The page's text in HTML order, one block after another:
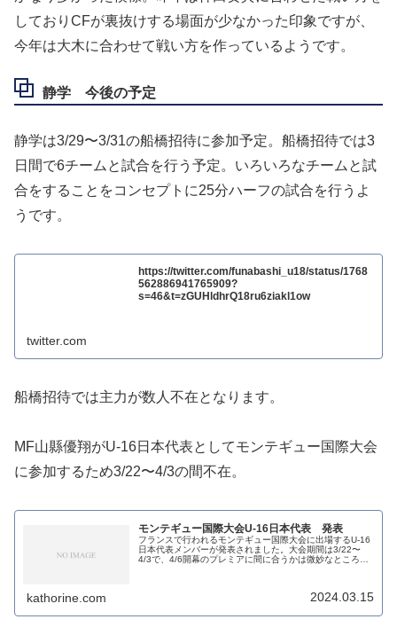
しておりCFが裏抜けする場面が少なかった印象ですが、
今年は大木に合わせて戦い方を作っているようです。
静学 今後の予定
静学は3/29〜3/31の船橋招待に参加予定。船橋招待では3
日間で6チームと試合を行う予定。いろいろなチームと試
合をすることをコンセプトに25分ハーフの試合を行うよ
うです。
https://twitter.com/funabashi_u18/status/1768
562886941765909?
s=46&t=zGUHldhrQ18ru6ziakl1ow
twitter.com
船橋招待では主力が数人不在となります。
MF山縣優翔がU-16日本代表としてモンテギュー国際大会
に参加するため3/22〜4/3の間不在。
モンテギュー国際大会U-16日本代表 発表
フランスで行われるモンテギュー国際大会に出場するU-16
日本代表メンバーが発表されました。大会期間は3/22〜
4/3で、4/6開幕のプレミアに間に合うかは微妙なところ。
kathorine.com 2024.03.15